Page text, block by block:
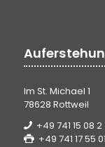
Im St. Michael 1
78628 Rottweil
+49 741 15 08 2
+49 741 17 55